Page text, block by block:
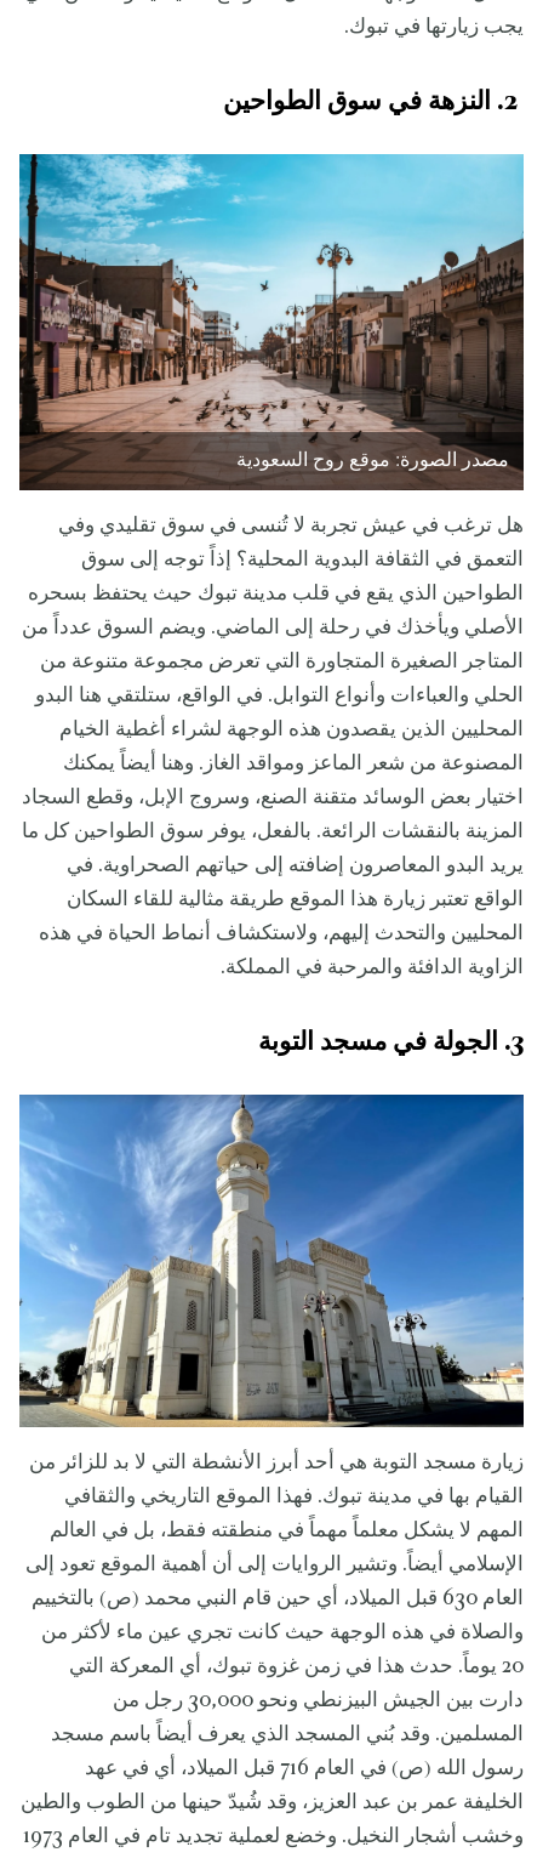
يجب زيارتها في تبوك.
مصدر الصورة: موقع روح السعودية
هل ترغب في عيش تجربة لا تُنسى في سوق تقليدي وفي
التعمق في الثقافة البدوية المحلية؟ إذاً توجه إلى سوق
الطواحين الذي يقع في قلب مدينة تبوك حيث يحتفظ بسحره
الأصلي ويأخذك في رحلة إلى الماضي. ويضم السوق عدداً من
المتاجر الصغيرة المتجاورة التي تعرض مجموعة متنوعة من
الحلي والعباءات وأنواع التوابل. في الواقع، ستلتقي هنا البدو
المحليين الذين يقصدون هذه الوجهة لشراء أغطية الخيام
المصنوعة من شعر الماعز ومواقد الغاز. وهنا أيضاً يمكنك
اختيار بعض الوسائد متقنة الصنع، وسروج الإبل، وقطع السجاد
المزينة بالنقشات الرائعة. بالفعل، يوفر سوق الطواحين كل ما
يريد البدو المعاصرون إضافته إلى حياتهم الصحراوية. في
الواقع تعتبر زيارة هذا الموقع طريقة مثالية للقاء السكان
المحليين والتحدث إليهم، ولاستكشاف أنماط الحياة في هذه
الزاوية الدافئة والمرحبة في المملكة.
3. الجولة في مسجد التوبة
زيارة مسجد التوبة هي أحد أبرز الأنشطة التي لا بد للزائر من
القيام بها في مدينة تبوك. فهذا الموقع التاريخي والثقافي
المهم لا يشكل معلماً مهماً في منطقته فقط، بل في العالم
الإسلامي أيضاً. وتشير الروايات إلى أن أهمية الموقع تعود إلى
العام 630 قبل الميلاد، أي حين قام النبي محمد (ص) بالتخييم
والصلاة في هذه الوجهة حيث كانت تجري عين ماء لأكثر من
20 يوماً. حدث هذا في زمن غزوة تبوك، أي المعركة التي
دارت بين الجيش البيزنطي ونحو 30,000 رجل من
المسلمين. وقد بُني المسجد الذي يعرف أيضاً باسم مسجد
رسول الله (ص) في العام 716 قبل الميلاد، أي في عهد
الخليفة عمر بن عبد العزيز، وقد شُيدّ حينها من الطوب والطين
وخشب أشجار النخيل. وخضع لعملية تجديد تام في العام 1973